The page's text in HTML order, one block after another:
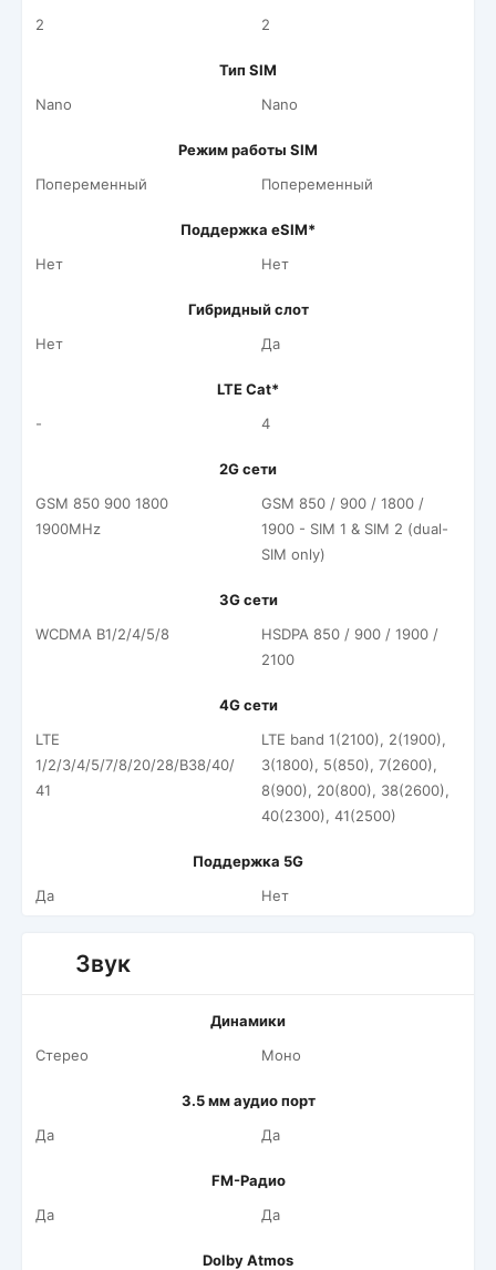
2
2
Тип SIM
Nano
Nano
Режим работы SIM
Попеременный
Попеременный
Поддержка eSIM*
Нет
Нет
Гибридный слот
Нет
Да
LTE Cat*
-
4
2G сети
GSM 850 900 1800
1900MHz
GSM 850 / 900 / 1800 /
1900 - SIM 1 & SIM 2 (dual-
SIM only)
3G сети
WCDMA B1/2/4/5/8
HSDPA 850 / 900 / 1900 /
2100
4G сети
LTE
1/2/3/4/5/7/8/20/28/B38/40/
41
LTE band 1(2100), 2(1900),
3(1800), 5(850), 7(2600),
8(900), 20(800), 38(2600),
40(2300), 41(2500)
Поддержка 5G
Да
Нет
Звук
Динамики
Стерео
Моно
3.5 мм аудио порт
Да
Да
FM-Радио
Да
Да
Dolby Atmos